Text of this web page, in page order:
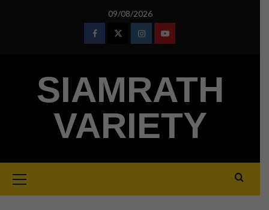
09/08/2026
FacebookTwitterInstagramYoutube
SIAMRATH
VARIETY
Menu